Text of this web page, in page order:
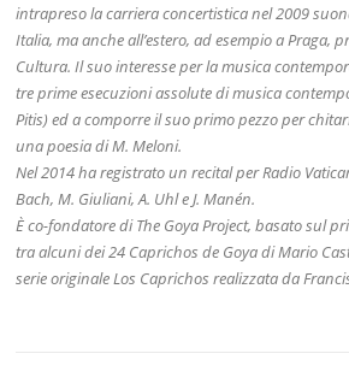
intrapreso la carriera concertistica nel 2009
Italia, ma anche all’estero, ad esempio a Praga,
Cultura. Il suo interesse per la musica
tre prime esecuzioni assolute di musica
Pitis) ed a comporre il suo primo pezzo per
una poesia di M. Meloni.
Nel 2014 ha registrato un recital per Radio
Bach, M. Giuliani, A. Uhl e J. Manén.
È co-fondatore di The Goya Project, basato sul
tra alcuni dei 24 Caprichos de Goya di Mario
serie originale Los Caprichos realizzata da